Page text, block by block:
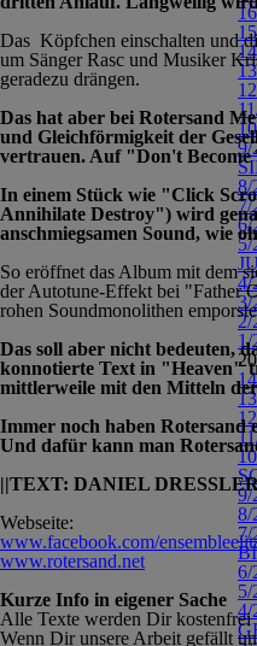
9/
8/
7/
6/
5/
3/
2/
9/
8/
6/
4/
Das Köpfchen einschalten und
um Sänger Rasc und Musiker
geradezu drängen.
Das hat aber bei Rotersand
und Gleichförmigkeit der
vertrauen. Auf "Don't Become
In einem Stück wie "Click
Annihilate Destroy") wird
anschmiegsamen Sound, wie
So eröffnet das Album mit dem
der Autotune-Effekt bei "Father
rohen Soundmonolithen
Das soll aber nicht bedeuten,
konnotierte Text in "Heaven"
mittlerweile mit den Mitteln
Immer noch haben Rotersand
Und dafür kann man
||TEXT: DANIEL
Webseite:
www.facebook.com/
www.rotersand.net
Kurze Info in eigener Sache
Alle Texte werden Dir kostenfrei
Wenn Dir unsere Arbeit gefällt